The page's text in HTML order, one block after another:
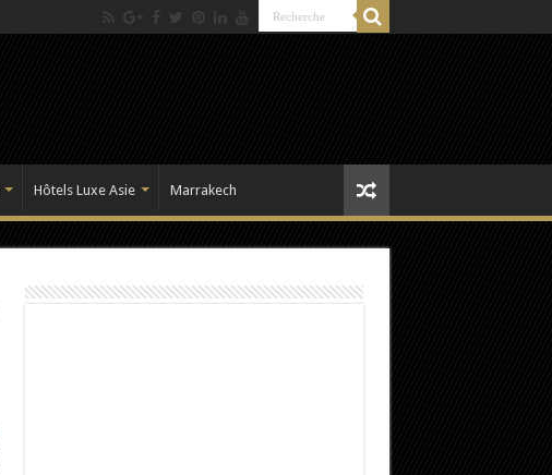
Hôtels Luxe Asie Marrakech